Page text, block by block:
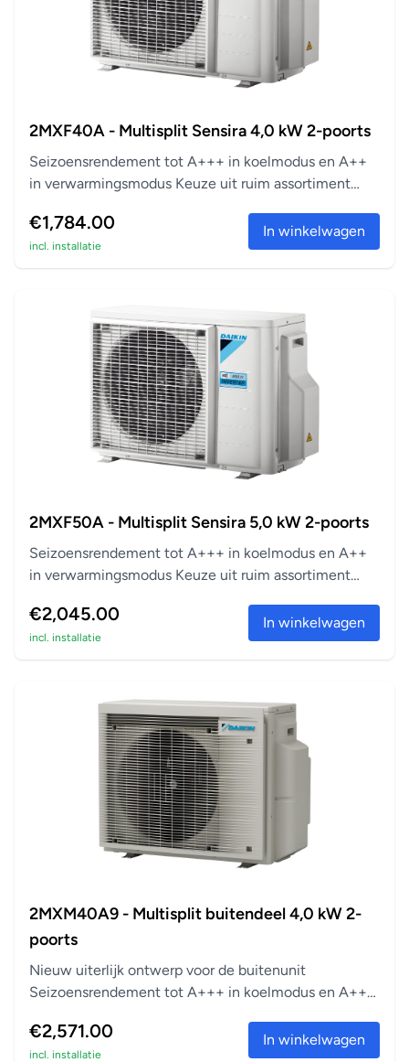
2MXF40A - Multisplit Sensira 4,0 kW 2-poorts
Seizoensrendement tot A+++ in koelmodus en A++
in verwarmingsmodus Keuze uit ruim assortiment
€1,784.00
incl. installatie
In winkelwagen
2MXF50A - Multisplit Sensira 5,0 kW 2-poorts
Seizoensrendement tot A+++ in koelmodus en A++
in verwarmingsmodus Keuze uit ruim assortiment
€2,045.00
incl. installatie
In winkelwagen
2MXM40A9 - Multisplit buitendeel 4,0 kW 2-
poorts
Nieuw uiterlijk ontwerp voor de buitenunit
Seizoensrendement tot A+++ in koelmodus en A++
€2,571.00
incl. installatie
In winkelwagen